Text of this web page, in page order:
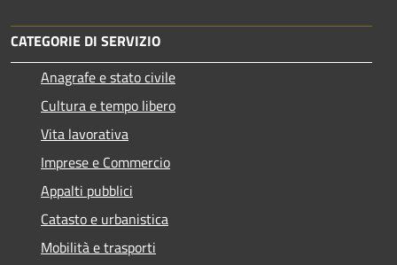
CATEGORIE DI SERVIZIO
Anagrafe e stato civile
Cultura e tempo libero
Vita lavorativa
Imprese e Commercio
Appalti pubblici
Catasto e urbanistica
Mobilità e trasporti